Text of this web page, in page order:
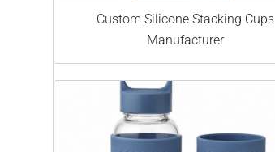
Custom Silicone Stacking Cups
Manufacturer